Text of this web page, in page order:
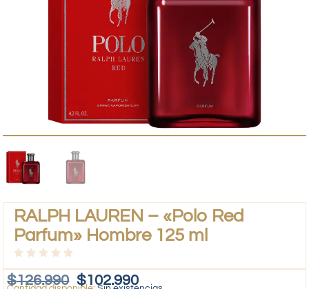
RALPH LAUREN – «Polo Red
Parfum» Hombre 125 ml
$126.990 $102.990